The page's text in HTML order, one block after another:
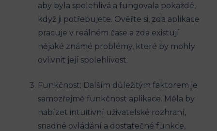
aby byla spolehlivá a fungovala pokaždé,
když ji potřebujete. Ověřte si, zda aplikace
pracuje v reálném čase a zda existují
nějaké známé problémy, které by mohly
ovlivnit její spolehlivost.
Funkčnost: Dalším důležitým faktorem je
samozřejmě funkčnost aplikace. Měla by
nabízet intuitivní uživatelské rozhraní,
snadné ovládání a dostatečné funkce,